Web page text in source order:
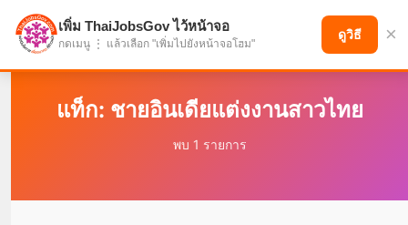
แบ่งปันโอกาส เพื่ออนาคตที่ก้าวหน้า
แท็ก: ชายอินเดียแต่งงานสาวไทย
พบ 1 รายการ
เพิ่ม ThaiJobsGov ไว้หน้าจอ
กดเมนู ⋮ แล้วเลือก "เพิ่มไปยังหน้าจอโฮม"
ดูวิธี ×